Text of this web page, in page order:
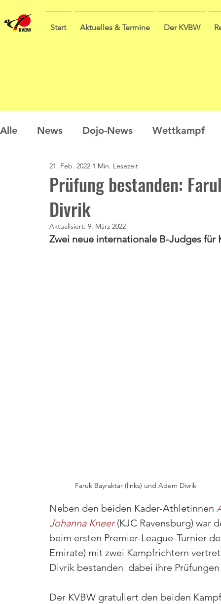
Start Aktuelles & Termine Der KVBW
Alle News Dojo-News Wettkampf
Nachwuchs Prüfungen
Sommercamp
Prüfung bestanden:
Divrik
21. Feb. 2022 1 Min. Lesezeit
Aktualisiert: 9. März 2022
Zwei neue internationale B-Judges für
Faruk Bayraktar (links) und Adem Divrik
Neben den beiden Kader-Athletinnen
Johanna Kneer (KJC Ravensburg) war
beim ersten Premier-League-Turnier
Emirate) mit zwei Kampfrichtern
Divrik bestanden  dabei ihre
Der KVBW gratuliert den beiden